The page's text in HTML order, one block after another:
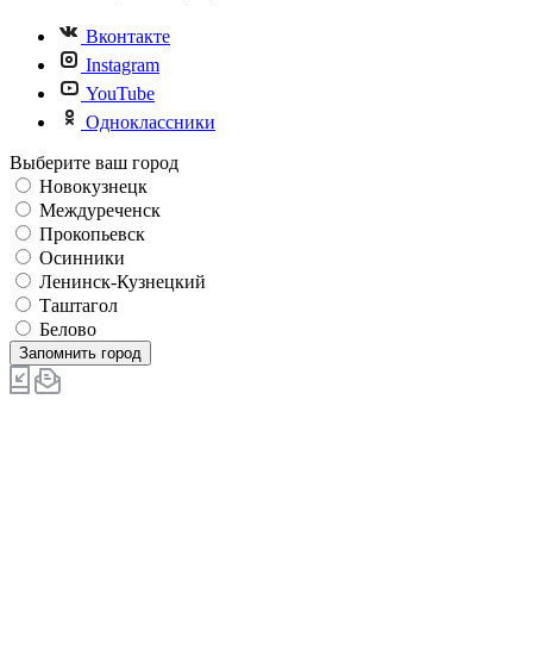
Вконтакте
Instagram
YouTube
Одноклассники
Выберите ваш город
Новокузнецк
Междуреченск
Прокопьевск
Осинники
Ленинск-Кузнецкий
Таштагол
Белово
Запомнить город